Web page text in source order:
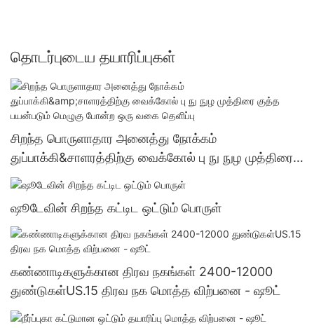
தொடர்புடைய தயாரிப்புகள்
சிறந்த பொருளாதார அனைத்து நோக்கம்
துப்பாக்கி&சாளரத்திற்கு வைக்கோல் பு நு நுழ முத்திரை
குத்த பயன்படும் மெழுகு போன்ற ஒரு வகை தெளிப்பு
ஷூடேவின் சிறந்த கட்டிட ஒட்டும் பொருள்
கண்ணாடிகளுக்கான திரவ நகங்கள் 2400-12000
துண்டுகள்US.15 திரவ நக மொத்த விற்பனை - ஷூட்